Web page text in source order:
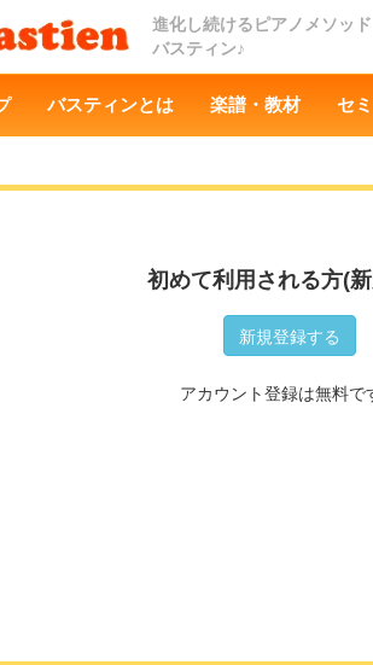
進化し続けるピアノメソッド
バスティン♪
バスティンとは 楽譜・教材 セ
初めて利用される方(
新規登録する
アカウント登録は無料で